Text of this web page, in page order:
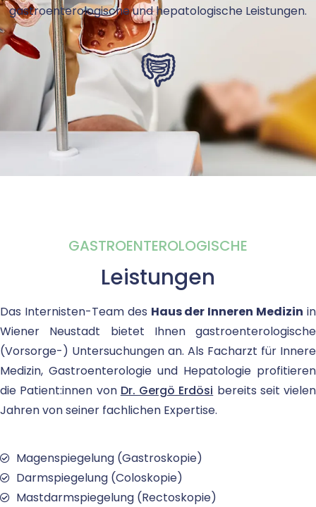
gastroenterologische und hepatologische Leistungen.
GASTROENTEROLOGISCHE
Leistungen
Das Internisten-Team des Haus der Inneren Medizin in
Wiener Neustadt bietet Ihnen gastroenterologische
(Vorsorge-) Untersuchungen an. Als Facharzt für Innere
Medizin, Gastroenterologie und Hepatologie profitieren
die Patient:innen von Dr. Gergö Erdösi bereits seit vielen
Jahren von seiner fachlichen Expertise.
Magenspiegelung (Gastroskopie)
Darmspiegelung (Coloskopie)
Mastdarmspiegelung (Rectoskopie)